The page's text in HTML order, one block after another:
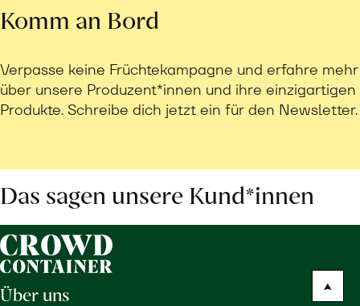
Komm an Bord
Verpasse keine Früchtekampagne und erfahre mehr
über unsere Produzent*innen und ihre einzigartigen
Produkte. Schreibe dich jetzt ein für den Newsletter.
Das sagen unsere Kund*innen
Über uns